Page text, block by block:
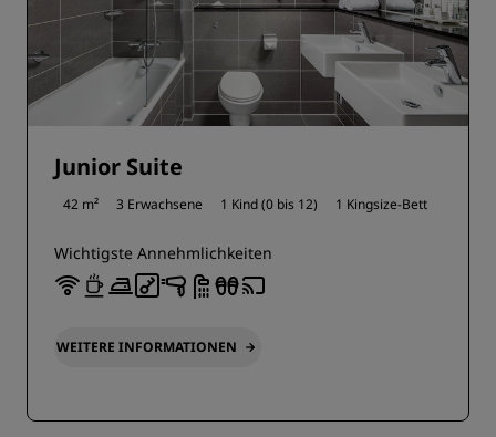
Junior Suite
42 m² 3 Erwachsene 1 Kind (0 bis 12) 1 Kingsize-Bett
Wichtigste Annehmlichkeiten
WEITERE INFORMATIONEN